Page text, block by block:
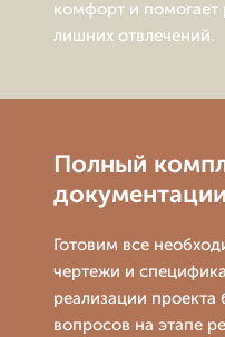
комфорт и помогает
лишних отвлечений.
Полный
документации
Готовим все
чертежи и
реализации проекта
вопросов на этапе